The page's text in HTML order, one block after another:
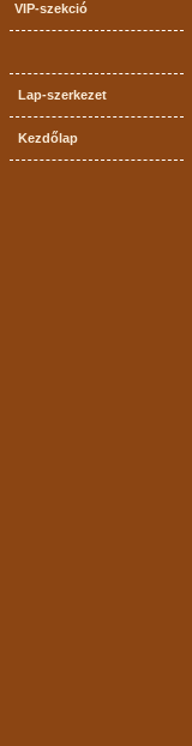
VIP-szekció
Lap-szerkezet
Kezdőlap